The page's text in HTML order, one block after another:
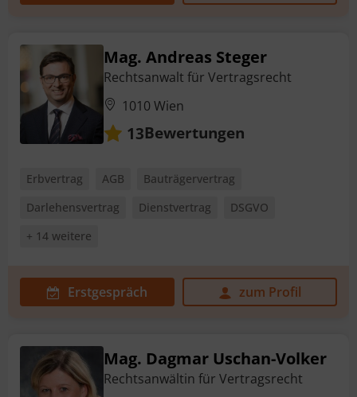
Mag. Andreas Steger
Rechtsanwalt für Vertragsrecht
1010 Wien
13Bewertungen
Erbvertrag AGB
Bauträgervertrag
Darlehensvertrag
Dienstvertrag
DSGVO
+ 14 weitere
Erstgespräch zum Profil
Mag. Dagmar Uschan-Volker
Rechtsanwältin für Vertragsrecht